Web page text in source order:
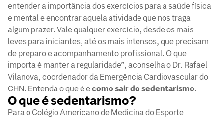
entender a importância dos exercícios para a saúde física
e mental e encontrar aquela atividade que nos traga
algum prazer. Vale qualquer exercício, desde os mais
leves para iniciantes, até os mais intensos, que precisam
de preparo e acompanhamento profissional. O que
importa é manter a regularidade”, aconselha o Dr. Rafael
Vilanova, coordenador da Emergência Cardiovascular do
CHN. Entenda o que é ecomo sair do sedentarismo.
O que é sedentarismo?
Para o Colégio Americano de Medicina do Esporte